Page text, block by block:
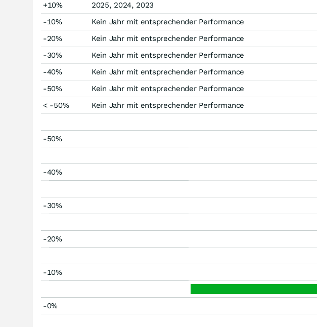
+10%
2025, 2024, 2023
-10%
Kein Jahr mit entsprechender Performance
-20%
Kein Jahr mit entsprechender Performance
-30%
Kein Jahr mit entsprechender Performance
-40%
Kein Jahr mit entsprechender Performance
-50%
Kein Jahr mit entsprechender Performance
< -50%
Kein Jahr mit entsprechender Performance
-50%
-40%
-30%
-20%
-10%
-0%